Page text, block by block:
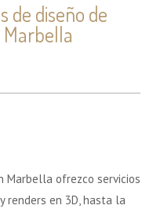
de diseño de
Marbella ofrezco servicios
renders en 3D, hasta la